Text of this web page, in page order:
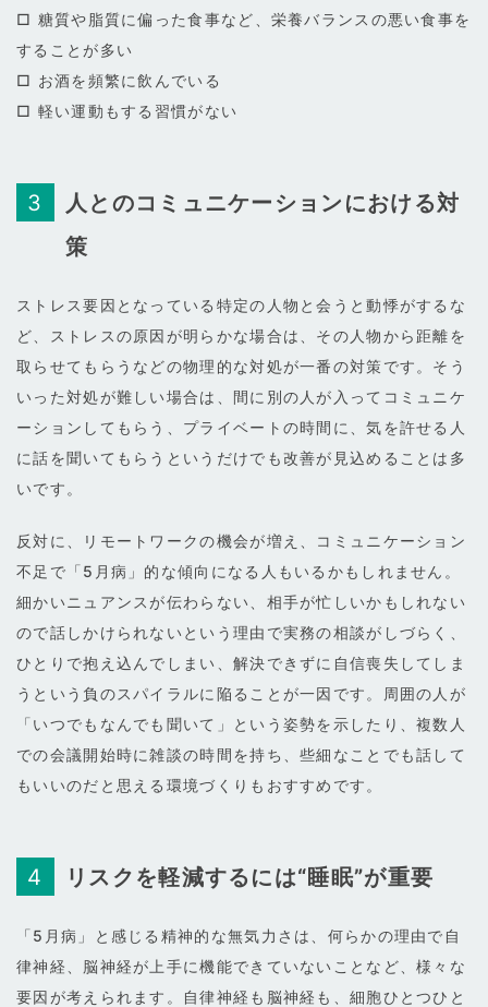
□ 糖質や脂質に偏った食事など、栄養バランスの悪い食事を
することが多い
□ お酒を頻繁に飲んでいる
□ 軽い運動もする習慣がない
人とのコミュニケーションにおける対
策
ストレス要因となっている特定の人物と会うと動悸がするな
ど、ストレスの原因が明らかな場合は、その人物から距離を
取らせてもらうなどの物理的な対処が一番の対策です。そう
いった対処が難しい場合は、間に別の人が入ってコミュニケ
ーションしてもらう、プライベートの時間に、気を許せる人
に話を聞いてもらうというだけでも改善が見込めることは多
いです。
反対に、リモートワークの機会が増え、コミュニケーション
不足で「5月病」的な傾向になる人もいるかもしれません。
細かいニュアンスが伝わらない、相手が忙しいかもしれない
ので話しかけられないという理由で実務の相談がしづらく、
ひとりで抱え込んでしまい、解決できずに自信喪失してしま
うという負のスパイラルに陥ることが一因です。周囲の人が
「いつでもなんでも聞いて」という姿勢を示したり、複数人
での会議開始時に雑談の時間を持ち、些細なことでも話して
もいいのだと思える環境づくりもおすすめです。
リスクを軽減するには“睡眠”が重要
「5月病」と感じる精神的な無気力さは、何らかの理由で自
律神経、脳神経が上手に機能できていないことなど、様々な
要因が考えられます。自律神経も脳神経も、細胞ひとつひと